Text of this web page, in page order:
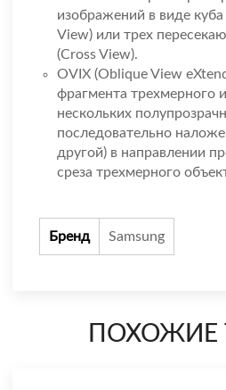
изображений в виде куба
View) или трех
(Cross View).
OVIX (Oblique View
фрагмента трехмерного
нескольких
последовательно
другой) в направлении
среза трехмерного
Бренд Samsung
ПОХОЖИЕ